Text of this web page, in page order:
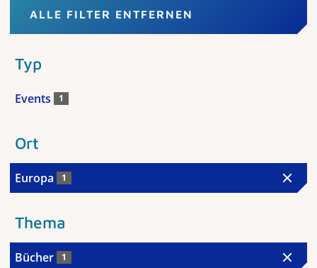
ALLE FILTER ENTFERNEN
Typ
Events 1
Ort
Europa 1
Thema
Bücher 1